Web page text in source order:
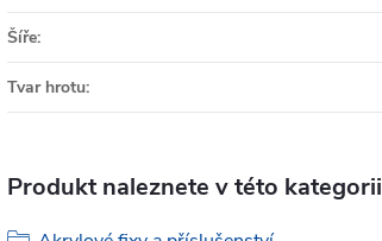
Šíře:
Tvar hrotu:
Produkt naleznete v této kategorii